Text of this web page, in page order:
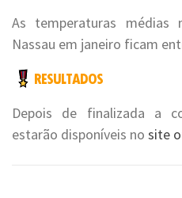
As temperaturas médias
Nassau em janeiro ficam
Depois de finalizada a
estarão disponíveis no site